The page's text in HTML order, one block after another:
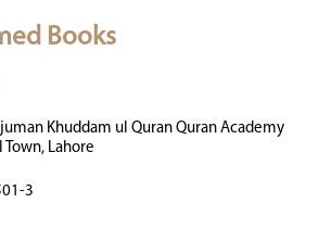
Books
Khuddam ul Quran Quran Academy
Town, Lahore
3